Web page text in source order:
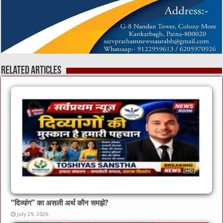
Related Articles
“दिव्यांग” का असली अर्थ कौन समझे?
July 29, 2026